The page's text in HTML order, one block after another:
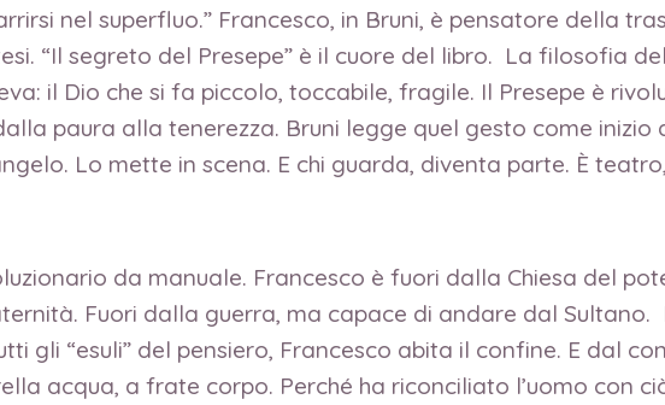
nel superfluo.” Francesco, in Bruni, è pensatore della
“Il segreto del Presepe” è il cuore del libro. La filosofia
il Dio che si fa piccolo, toccabile, fragile. Il Presepe è
paura alla tenerezza. Bruni legge quel gesto come
Lo mette in scena. E chi guarda, diventa parte. È
da manuale. Francesco è fuori dalla Chiesa del
Fuori dalla guerra, ma capace di andare dal Sultano.
gli “esuli” del pensiero, Francesco abita il confine. E dal
acqua, a frate corpo. Perché ha riconciliato l’uomo con